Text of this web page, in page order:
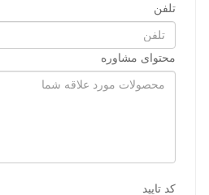
تلفن
محتوای مشاوره
کد تایید